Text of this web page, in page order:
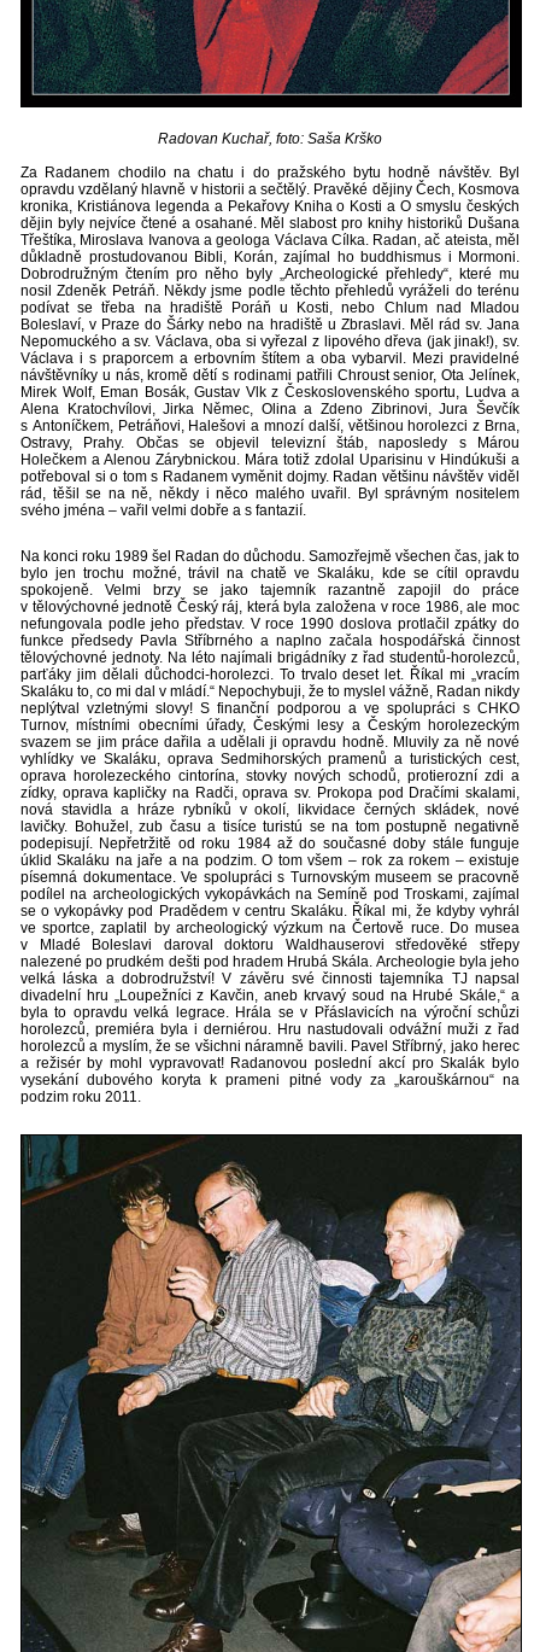
Radovan Kuchař, foto: Saša Krško
Za Radanem chodilo na chatu i do pražského bytu hodně návštěv. Byl
opravdu vzdělaný hlavně v historii a sečtělý. Pravěké dějiny Čech, Kosmova
kronika, Kristiánova legenda a Pekařovy Kniha o Kosti a O smyslu českých
dějin byly nejvíce čtené a osahané. Měl slabost pro knihy historiků Dušana
Třeštíka, Miroslava Ivanova a geologa Václava Cílka. Radan, ač ateista, měl
důkladně prostudovanou Bibli, Korán, zajímal ho buddhismus i Mormoni.
Dobrodružným čtením pro něho byly „Archeologické přehledy“, které mu
nosil Zdeněk Petráň. Někdy jsme podle těchto přehledů vyráželi do terénu
podívat se třeba na hradiště Poráň u Kosti, nebo Chlum nad Mladou
Boleslaví, v Praze do Šárky nebo na hradiště u Zbraslavi. Měl rád sv. Jana
Nepomuckého a sv. Václava, oba si vyřezal z lipového dřeva (jak jinak!), sv.
Václava i s praporcem a erbovním štítem a oba vybarvil. Mezi pravidelné
návštěvníky u nás, kromě dětí s rodinami patřili Chroust senior, Ota Jelínek,
Mirek Wolf, Eman Bosák, Gustav Vlk z Československého sportu, Ludva a
Alena Kratochvílovi, Jirka Němec, Olina a Zdeno Zibrinovi, Jura Ševčík
s Antoníčkem, Petráňovi, Halešovi a mnozí další, většinou horolezci z Brna,
Ostravy, Prahy. Občas se objevil televizní štáb, naposledy s Márou
Holečkem a Alenou Zárybnickou. Mára totiž zdolal Uparisinu v Hindúkuši a
potřeboval si o tom s Radanem vyměnit dojmy. Radan většinu návštěv viděl
rád, těšil se na ně, někdy i něco malého uvařil. Byl správným nositelem
svého jména – vařil velmi dobře a s fantazií.
Na konci roku 1989 šel Radan do důchodu. Samozřejmě všechen čas, jak to
bylo jen trochu možné, trávil na chatě ve Skaláku, kde se cítil opravdu
spokojeně. Velmi brzy se jako tajemník razantně zapojil do práce
v tělovýchovné jednotě Český ráj, která byla založena v roce 1986, ale moc
nefungovala podle jeho představ. V roce 1990 doslova protlačil zpátky do
funkce předsedy Pavla Stříbrného a naplno začala hospodářská činnost
tělovýchovné jednoty. Na léto najímali brigádníky z řad studentů-horolezců,
parťáky jim dělali důchodci-horolezci. To trvalo deset let. Říkal mi „vracím
Skaláku to, co mi dal v mládí.“ Nepochybuji, že to myslel vážně, Radan nikdy
neplýtval vzletnými slovy! S finanční podporou a ve spolupráci s CHKO
Turnov, místními obecními úřady, Českými lesy a Českým horolezeckým
svazem se jim práce dařila a udělali ji opravdu hodně. Mluvily za ně nové
vyhlídky ve Skaláku, oprava Sedmihorských pramenů a turistických cest,
oprava horolezeckého cintorína, stovky nových schodů, protierozní zdi a
zídky, oprava kapličky na Radči, oprava sv. Prokopa pod Dračími skalami,
nová stavidla a hráze rybníků v okolí, likvidace černých skládek, nové
lavičky. Bohužel, zub času a tisíce turistú se na tom postupně negativně
podepisují. Nepřetržitě od roku 1984 až do současné doby stále funguje
úklid Skaláku na jaře a na podzim. O tom všem – rok za rokem – existuje
písemná dokumentace. Ve spolupráci s Turnovským museem se pracovně
podílel na archeologických vykopávkách na Semíně pod Troskami, zajímal
se o vykopávky pod Pradědem v centru Skaláku. Říkal mi, že kdyby vyhrál
ve sportce, zaplatil by archeologický výzkum na Čertově ruce. Do musea
v Mladé Boleslavi daroval doktoru Waldhauserovi středověké střepy
nalezené po prudkém dešti pod hradem Hrubá Skála. Archeologie byla jeho
velká láska a dobrodružství! V závěru své činnosti tajemníka TJ napsal
divadelní hru „Loupežníci z Kavčin, aneb krvavý soud na Hrubé Skále,“ a
byla to opravdu velká legrace. Hrála se v Přáslavicích na výroční schůzi
horolezců, premiéra byla i derniérou. Hru nastudovali odvážní muži z řad
horolezců a myslím, že se všichni náramně bavili. Pavel Stříbrný, jako herec
a režisér by mohl vypravovat! Radanovou poslední akcí pro Skalák bylo
vysekání dubového koryta k prameni pitné vody za „karouškárnou“ na
podzim roku 2011.